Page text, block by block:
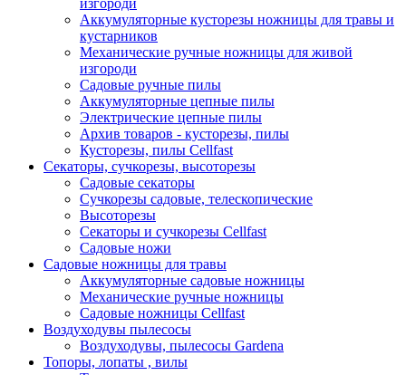
изгороди
Аккумуляторные кусторезы ножницы для травы и
кустарников
Механические ручные ножницы для живой
изгороди
Садовые ручные пилы
Аккумуляторные цепные пилы
Электрические цепные пилы
Архив товаров - кусторезы, пилы
Кусторезы, пилы Cellfast
Секаторы, сучкорезы, высоторезы
Садовые секаторы
Сучкорезы садовые, телескопические
Высоторезы
Секаторы и сучкорезы Cellfast
Садовые ножи
Садовые ножницы для травы
Аккумуляторные садовые ножницы
Механические ручные ножницы
Садовые ножницы Cellfast
Воздуходувы пылесосы
Воздуходувы, пылесосы Gardena
Топоры, лопаты , вилы